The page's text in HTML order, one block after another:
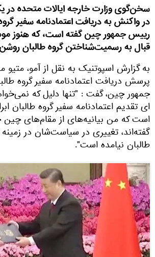
سخن‌گوی وزارت خارجه ایالات متحده
در واکنش به دریافت اعتمادنامه سفیر
رییس‌ جمهور چین گفته است، که هنوز
قبال به رسمیت‌شناختن گروه طالبان
به گزارش اسپوتنیک به نقل از آمو، متیو
پرسش دریافت اعتمادنامه سفیر گروه
جمهور چین، گفت : "تنها دلیل که
ای تقدیم اعتمادنامه سفیر گروه طالبان
است که من بیانیه‌های از مقام‌های چین
گفته‌اند، تغییری در سیاست‌شان در
طالبان نیامده است".